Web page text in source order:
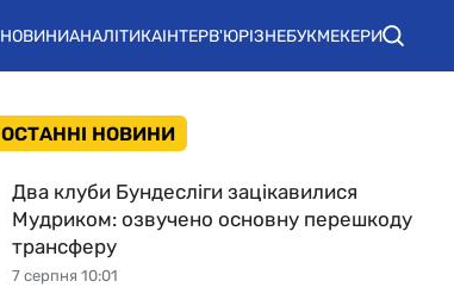
НОВИНИАНАЛІТИКАІНТЕРВ'ЮРІЗНЕБУКМЕКЕРИ
ОСТАННІ НОВИНИ
7 серпня 10:01
Два клуби Бундесліги зацікавилися
Мудриком: озвучено основну перешкоду
трансферу